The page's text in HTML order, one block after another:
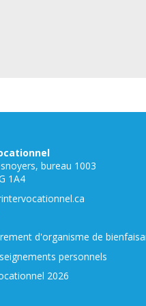
bureau 1003
1A4
d'organisme de
personnels
2026